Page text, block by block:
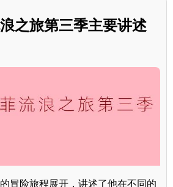
之旅第三季主要讲述
冒险旅程展开，讲述了他在不同的